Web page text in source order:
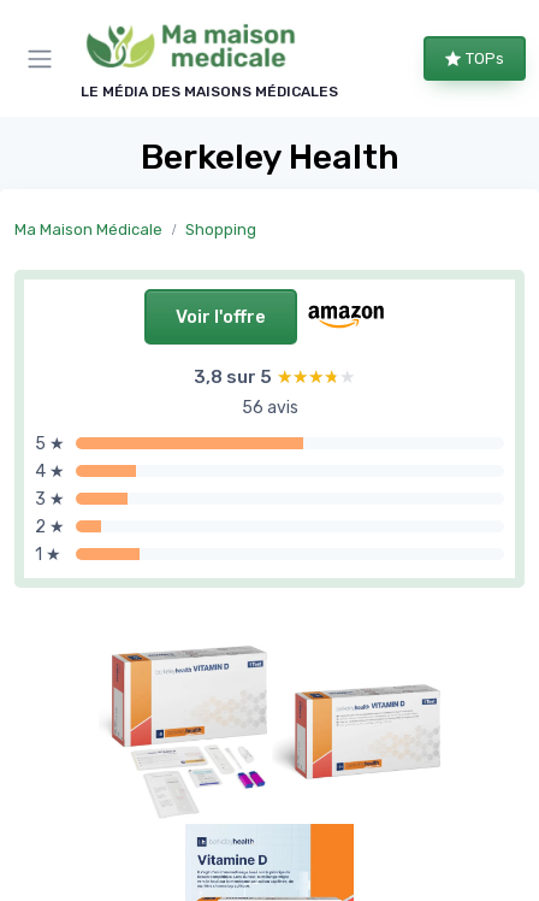
LE MÉDIA DES MAISONS MÉDICALES
TOPs
Berkeley Health
Ma Maison Médicale Shopping
Voir l'offre
3,8 sur 5 ★★★★★
★★★★★
56 avis
5 ★
4 ★
3 ★
2 ★
1 ★